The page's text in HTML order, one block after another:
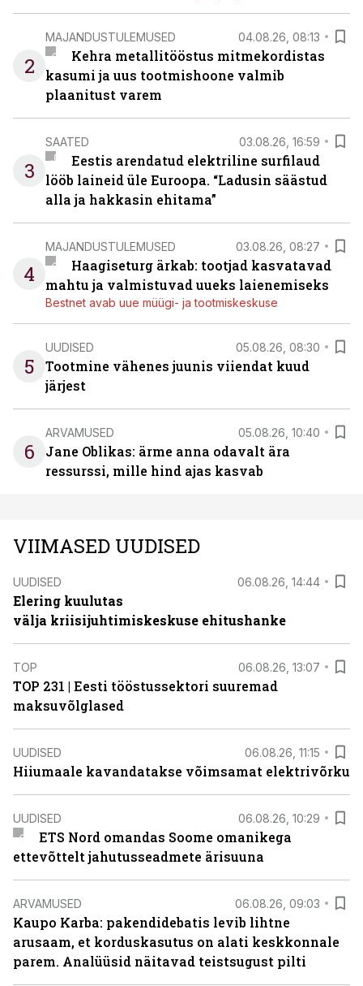
2
MAJANDUSTULEMUSED 04.08.26, 08:13
Kehra metallitööstus mitmekordistas
kasumi ja uus tootmishoone valmib
plaanitust varem
3
SAATED 03.08.26, 16:59
Eestis arendatud elektriline surfilaud
lööb laineid üle Euroopa. “Ladusin säästud
alla ja hakkasin ehitama”
4
MAJANDUSTULEMUSED 03.08.26, 08:27
Haagiseturg ärkab: tootjad kasvatavad
mahtu ja valmistuvad uueks laienemiseks
Bestnet avab uue müügi- ja tootmiskeskuse
5
UUDISED 05.08.26, 08:30
Tootmine vähenes juunis viiendat kuud
järjest
6
ARVAMUSED 05.08.26, 10:40
Jane Oblikas: ärme anna odavalt ära
ressurssi, mille hind ajas kasvab
VIIMASED UUDISED
UUDISED 06.08.26, 14:44
Elering kuulutas
välja kriisijuhtimiskeskuse ehitushanke
TOP 06.08.26, 13:07
TOP 231 | Eesti tööstussektori suuremad
maksuvõlglased
UUDISED 06.08.26, 11:15
Hiiumaale kavandatakse võimsamat elektrivõrku
UUDISED 06.08.26, 10:29
ETS Nord omandas Soome omanikega
ettevõttelt jahutusseadmete ärisuuna
ARVAMUSED 06.08.26, 09:03
Kaupo Karba: pakendidebatis levib lihtne
arusaam, et korduskasutus on alati keskkonnale
parem. Analüüsid näitavad teistsugust pilti